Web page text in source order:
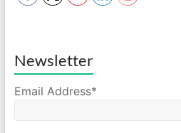
Newsletter
Email Address*